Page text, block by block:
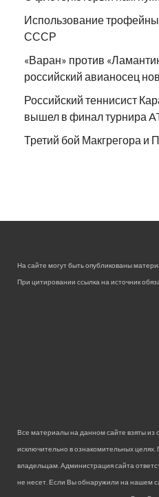
Использование
СССР
«Варан» против
российский авианосец
Российский теннисист
вышел в финал турнира
Третий бой Макгрегора и
На сайте могут быть опубликованы
При цитировании ссылка на источник
Все материалы на данном сайте взяты из
исключительно в ознакомительных
владельцам. Администрация сайта
не несет. Если Вы обнаружили на нашем